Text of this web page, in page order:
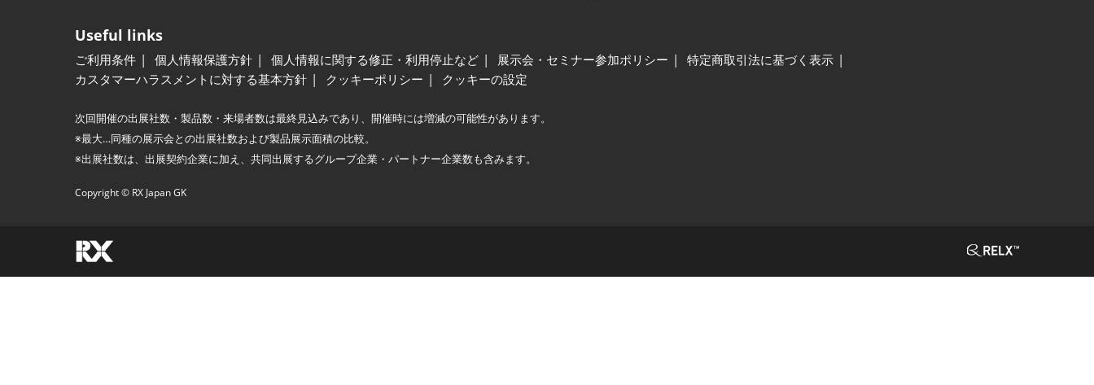
Useful links
ご利用条件 個人情報保護方針 個人情報に関する修正・利用停止など 展示会・セミナー参加ポリシー
特定商取引法に基づく表示
カスタマーハラスメントに対する基本方針
クッキーポリシー クッキーの設定
次回開催の出展社数・製品数・来場者数は最終見込みであり、開催時には増減の可能性があります。
※最大…同種の展示会との出展社数および製品展示面積の比較。
※出展社数は、出展契約企業に加え、共同出展するグループ企業・パートナー企業数も含みます。
Copyright © RX Japan GK